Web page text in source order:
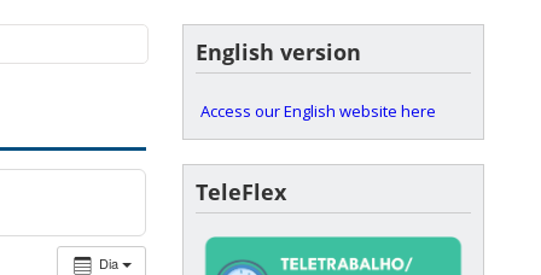
Dia
English version
Access our English website here
TeleFlex